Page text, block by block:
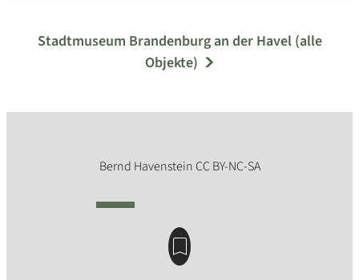
Stadtmuseum Brandenburg an der Havel (alle
Objekte)